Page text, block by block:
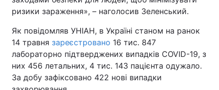
Тема оформлення
ризики зараження», – наголосив Зеленський.
Як повідомляв УНІАН, в Україні станом на ранок
14 травня зареєстровано 16 тис. 847
лабораторно підтверджених випадків COVID-19, з
них 456 летальних, 4 тис. 143 пацієнта одужало.
За добу зафіксовано 422 нові випадки